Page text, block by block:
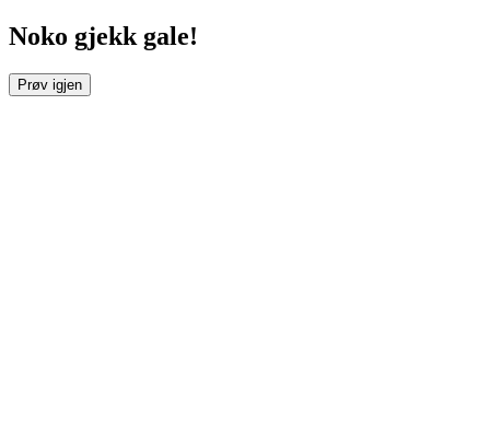
Noko gjekk gale!
Prøv igjen